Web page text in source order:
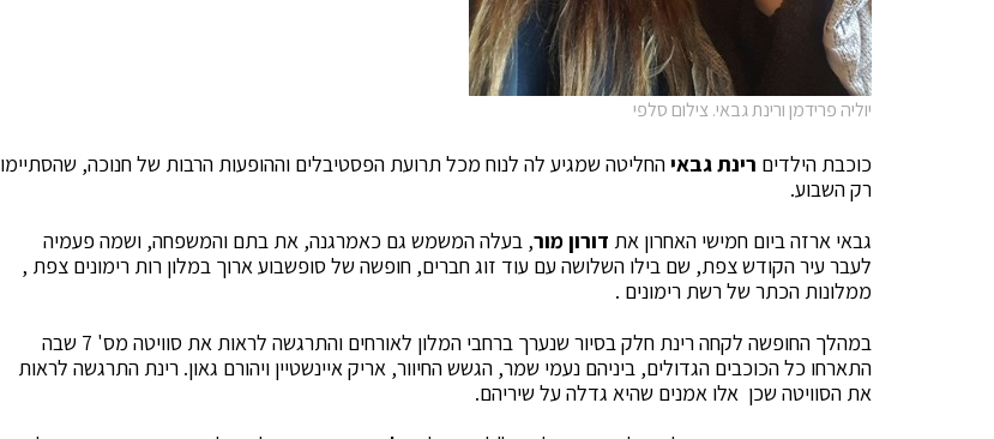
יוליה פרידמן ורינת גבאי. צילום סלפי
כוכבת הילדים רינת גבאיהחליטה שמגיע לה לנוח מכל תרועת הפסטיבלים וההופעות הרבות של חנוכה, שהסתיימו
רק השבוע.
גבאי ארזה ביום חמישי האחרון את דורון מור, בעלה המשמש גם כאמרגנה, את בתם והמשפחה, ושמה פעמיה
לעבר עיר הקודש צפת, שם בילו השלושה עם עוד זוג חברים, חופשה של סופשבוע ארוך במלון רות רימונים צפת ,
ממלונות הכתר של רשת רימונים .
במהלך החופשה לקחה רינת חלק בסיור שנערך ברחבי המלון לאורחים והתרגשה לראות את סוויטה מס' 7 שבה
התארחו כל הכוכבים הגדולים, ביניהם נעמי שמר, הגשש החיוור, אריק איינשטיין ויהורם גאון. רינת התרגשה לראות
את הסוויטה שכן אלו אמנים שהיא גדלה על שיריהם.